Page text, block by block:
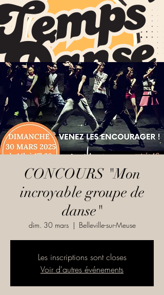
CONCOURS "Mon
incroyable groupe de
danse"
dim. 30 mars
  |
Belleville-sur-Meuse
Les inscriptions sont closes
Voir d'autres événements